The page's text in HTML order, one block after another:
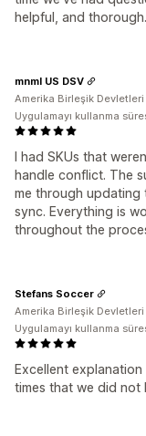
helpful, and thorough.
I had SKUs that
handle conflict. The
me through
sync. Everything is
throughout the
mnml US DSV
Amerika Birleşik Devletleri
Uygulamayı kullanma
Excellent
times that we did not
Stefans Soccer
Amerika Birleşik Devletleri
Uygulamayı kullanma